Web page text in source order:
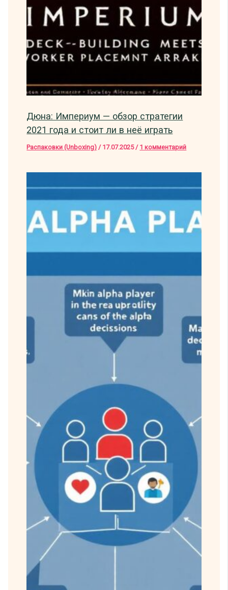
Дюна: Империум — обзор стратегии
2021 года и стоит ли в неё играть
Распаковки (Unboxing) / 17.07.2025 / 1 комментарий